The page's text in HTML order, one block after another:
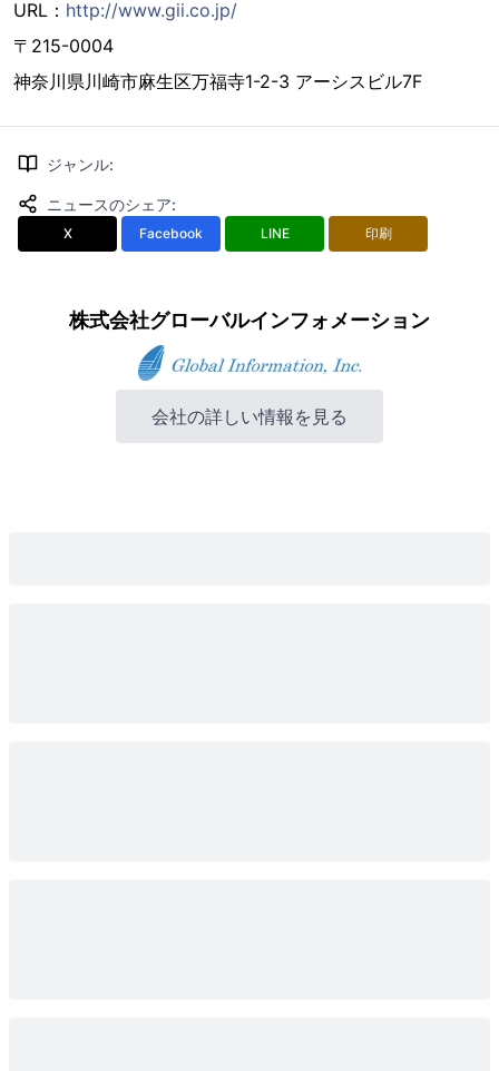
URL： http://www.gii.co.jp/
〒215-0004
神奈川県川崎市麻生区万福寺1-2-3 アーシスビル7F
ジャンル:
ニュースのシェア:
X Facebook LINE 印刷
株式会社グローバルインフォメーション
会社の詳しい情報を見る